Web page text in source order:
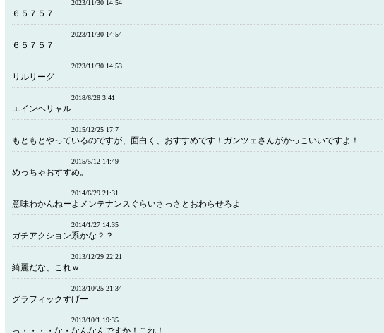
2023/11/30 14:54
６５７５７
2023/11/30 14:54
６５７５７
2023/11/30 14:53
リルリーグ
2018/6/28 3:41
エインヘリャル
2015/12/25 17:7
もともとやっているのですが、面白く、おすすめです！ガンツェさんがかっこいいですよ！
2015/5/12 14:49
めっちゃおすすめ。
2014/6/29 21:31
意味わかんねーよメンテナンスぐらいさっさとおわらせろよ
2014/1/27 14:35
ガチアクション系かな？？
2013/12/29 22:21
綺麗だな、これｗ
2013/10/25 21:34
グラフィックすげー
2013/10/1 19:35
っ・・・・な・なんなんですか！これ！